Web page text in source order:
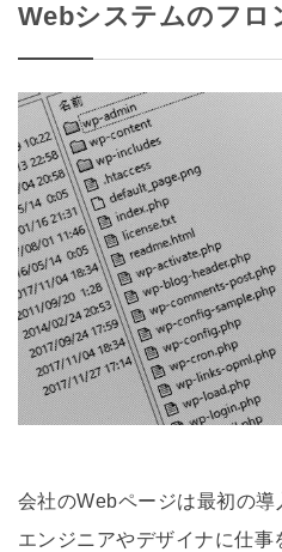
Webシステムのフロ
会社のWebページは最初の
エンジニアやデザイナに仕事